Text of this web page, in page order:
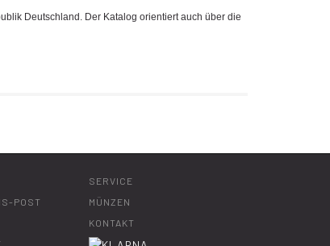
Deutschland. Der Katalog orientiert auch über die
POST
SERVICE
MÜNZEN
KONTAKT